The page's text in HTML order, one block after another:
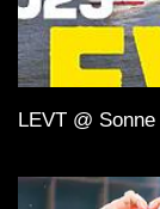
LEVT @